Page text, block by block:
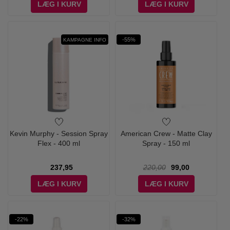
LÆG I KURV LÆG I KURV
KAMPAGNE INFO
Kevin Murphy - Session Spray
Flex - 400 ml
237,95
LÆG I KURV
-55%
American Crew - Matte Clay
Spray - 150 ml
220,00
99,00
LÆG I KURV
-22% -32%